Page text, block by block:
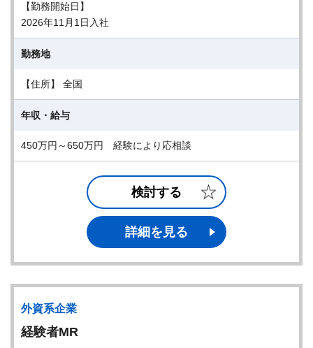
【勤務開始日】
2026年11月1日入社
勤務地
【住所】 全国
年収・給与
450万円～650万円 経験により応相談
検討する
詳細を見る
外資系企業
経験者MR